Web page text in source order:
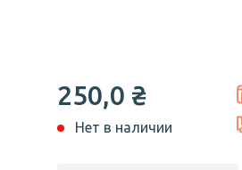
250,0 ₴
Нет в наличии